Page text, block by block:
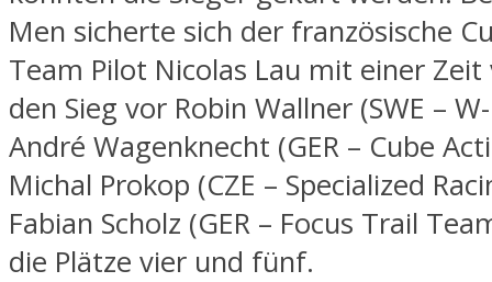
Men sicherte sich der französische
Team Pilot Nicolas Lau mit einer
den Sieg vor Robin Wallner (SWE –
André Wagenknecht (GER – Cube
Michal Prokop (CZE – Specialized
Fabian Scholz (GER – Focus Trail
die Plätze vier und fünf.